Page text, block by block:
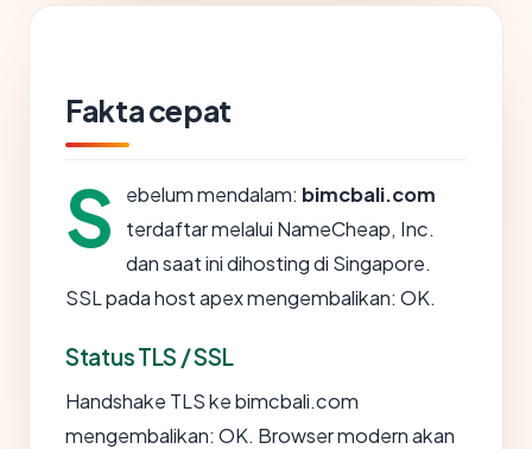
Fakta cepat
S ebelum mendalam: bimcbali.com
terdaftar melalui NameCheap, Inc.
dan saat ini dihosting di Singapore.
SSL pada host apex mengembalikan: OK.
Status TLS / SSL
Handshake TLS ke bimcbali.com
mengembalikan: OK. Browser modern akan